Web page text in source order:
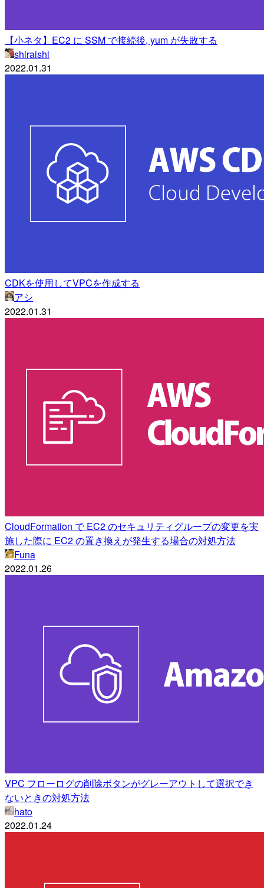
【小ネタ】EC2 に SSM で接続後, yum が失敗する
shiraishi
2022.01.31
CDKを使用してVPCを作成する
アシ
2022.01.31
CloudFormation で EC2 のセキュリティグループの変更を実
施した際に EC2 の置き換えが発生する場合の対処方法
Funa
2022.01.26
VPC フローログの削除ボタンがグレーアウトして選択でき
ないときの対処方法
hato
2022.01.24